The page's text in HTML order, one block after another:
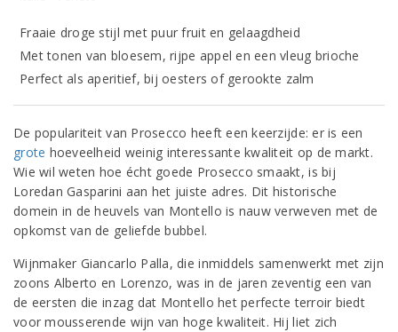
Fraaie droge stijl met puur fruit en gelaagdheid
Met tonen van bloesem, rijpe appel en een vleug brioche
Perfect als aperitief, bij oesters of gerookte zalm
De populariteit van Prosecco heeft een keerzijde: er is een
grote hoeveelheid weinig interessante kwaliteit op de markt.
Wie wil weten hoe écht goede Prosecco smaakt, is bij
Loredan Gasparini aan het juiste adres. Dit historische
domein in de heuvels van Montello is nauw verweven met de
opkomst van de geliefde bubbel.
Wijnmaker Giancarlo Palla, die inmiddels samenwerkt met zijn
zoons Alberto en Lorenzo, was in de jaren zeventig een van
de eersten die inzag dat Montello het perfecte terroir biedt
voor mousserende wijn van hoge kwaliteit. Hij liet zich